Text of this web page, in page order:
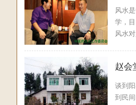
风水
学，
风水
赵会
谈到
到民